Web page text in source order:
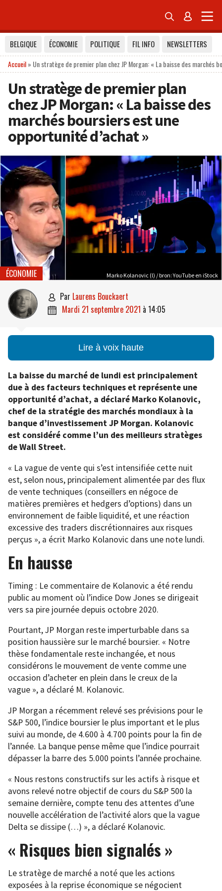
 
BELGIQUE ÉCONOMIE POLITIQUE FIL INFO
NEWSLETTERS
Accueil» Un stratège de premier plan chez JP Morgan: « La baisse des marchés
Un stratège de premier plan
chez JP Morgan: « La baisse des
marchés boursiers est une
opportunité d’achat »
Marko Kolanovic (l) / bron: YouTube en iStock
ÉCONOMIE
 par Laurens Bouckaert
 mardi 21 septembre 2021 à 14:05
Lire à voix haute
La baisse du marché de lundi est principalement
due à des facteurs techniques et représente une
opportunité d’achat, a déclaré Marko Kolanovic,
chef de la stratégie des marchés mondiaux à la
banque d’investissement JP Morgan. Kolanovic
est considéré comme l’un des meilleurs stratèges
de Wall Street.
« La vague de vente qui s’est intensifiée cette nuit
est, selon nous, principalement alimentée par des flux
de vente techniques (conseillers en négoce de
matières premières et hedgers d’options) dans un
environnement de faible liquidité, et une réaction
excessive des traders discrétionnaires aux risques
perçus », a écrit Marko Kolanovic dans une note lundi.
En hausse
Timing : Le commentaire de Kolanovic a été rendu
public au moment où l’indice Dow Jones se dirigeait
vers sa pire journée depuis octobre 2020.
Pourtant, JP Morgan reste imperturbable dans sa
position haussière sur le marché boursier. « Notre
thèse fondamentale reste inchangée, et nous
considérons le mouvement de vente comme une
occasion d’acheter en plein dans le creux de la
vague », a déclaré M. Kolanovic.
JP Morgan a récemment relevé ses prévisions pour le
S&P 500, l’indice boursier le plus important et le plus
suivi au monde, de 4.600 à 4.700 points pour la fin de
l’année. La banque pense même que l’indice pourrait
dépasser la barre des 5.000 points l’année prochaine.
« Nous restons constructifs sur les actifs à risque et
avons relevé notre objectif de cours du S&P 500 la
semaine dernière, compte tenu des attentes d’une
nouvelle accélération de l’activité alors que la vague
Delta se dissipe (…) », a déclaré Kolanovic.
« Risques bien signalés »
Le stratège de marché a noté que les actions
exposées à la reprise économique se négocient